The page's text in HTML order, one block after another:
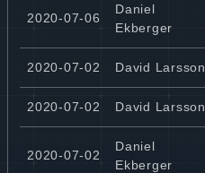
2020-07-06
Daniel
Ekberger
2020-07-02 David Larsson
2020-07-02 David Larsson
2020-07-02
Daniel
Ekberger